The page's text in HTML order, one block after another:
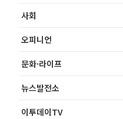
사회
오피니언
문화·라이프
뉴스발전소
이투데이TV